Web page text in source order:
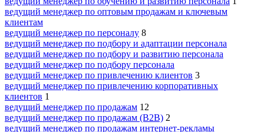
ведущий менеджер по оптовым продажам и ключевым
клиентам
ведущий менеджер по персоналу 8
ведущий менеджер по подбору и адаптации персонала
ведущий менеджер по подбору и развитию персонала
ведущий менеджер по подбору персонала
ведущий менеджер по привлечению клиентов 3
ведущий менеджер по привлечению корпоративных
клиентов 1
ведущий менеджер по продажам 12
ведущий менеджер по продажам (B2B) 2
ведущий менеджер по продажам интернет-рекламы